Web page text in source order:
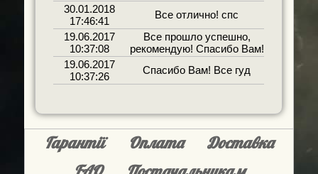
30.01.2018
17:46:41
Все отлично! спс
19.06.2017
10:37:08
Все прошло успешно,
рекомендую! Спасибо Вам!
19.06.2017
10:37:26
Спасибо Вам! Все гуд
Гарантії Оплата
Доставка